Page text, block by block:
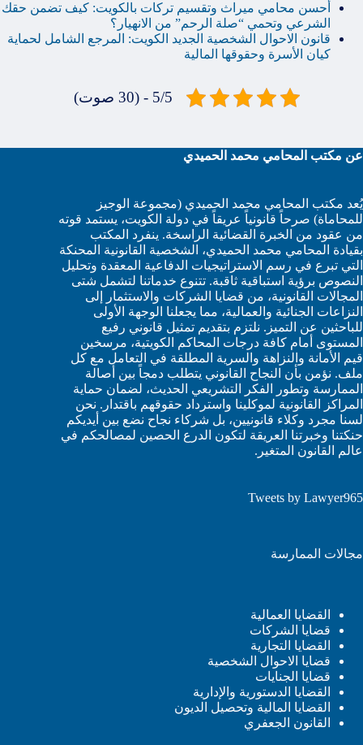
أحسن محامي ميراث وتقسيم تركات بالكويت: كيف تضمن حقك
الشرعي وتحمي “صلة الرحم” من الانهيار؟
قانون الاحوال الشخصية الجديد الكويت: المرجع الشامل لحماية
كيان الأسرة وحقوقها المالية
5/5 - (30 صوت)
عن مكتب المحامي محمد الحميدي
يُعد مكتب المحامي محمد الحميدي (مجموعة الوجيز
للمحاماة) صرحاً قانونياً عريقاً في دولة الكويت، يستمد قوته
من عقود من الخبرة القضائية الراسخة. ينفرد المكتب
بقيادة المحامي محمد الحميدي، الشخصية القانونية المحنكة
التي تبرع في رسم الاستراتيجيات الدفاعية المعقدة وتحليل
النصوص برؤية استباقية ثاقبة. تتنوع خدماتنا لتشمل شتى
المجالات القانونية، من قضايا الشركات والاستثمار إلى
النزاعات الجنائية والعمالية، مما يجعلنا الوجهة الأولى
للباحثين عن التميز. نلتزم بتقديم تمثيل قانوني رفيع
المستوى أمام كافة درجات المحاكم الكويتية، مرسخين
قيم الأمانة والنزاهة والسرية المطلقة في التعامل مع كل
ملف. نؤمن بأن النجاح القانوني يتطلب دمجاً بين أصالة
الممارسة وتطور الفكر التشريعي الحديث، لضمان حماية
المراكز القانونية لموكلينا واسترداد حقوقهم باقتدار. نحن
لسنا مجرد وكلاء قانونيين، بل شركاء نجاح نضع بين أيديكم
حنكتنا وخبرتنا العريقة لتكون الدرع الحصين لمصالحكم في
عالم القانون المتغير.
Tweets by Lawyer965
مجالات الممارسة
القضايا العمالية
قضايا الشركات
القضايا التجارية
قضايا الاحوال الشخصية
قضايا الجنايات
القضايا الدستورية والإدارية
القضايا المالية وتحصيل الديون
القانون الجعفري